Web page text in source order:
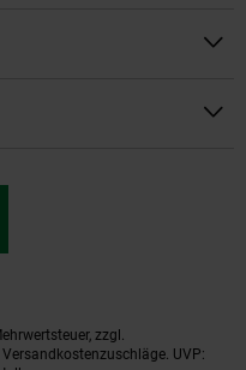
zzgl.
UVP: